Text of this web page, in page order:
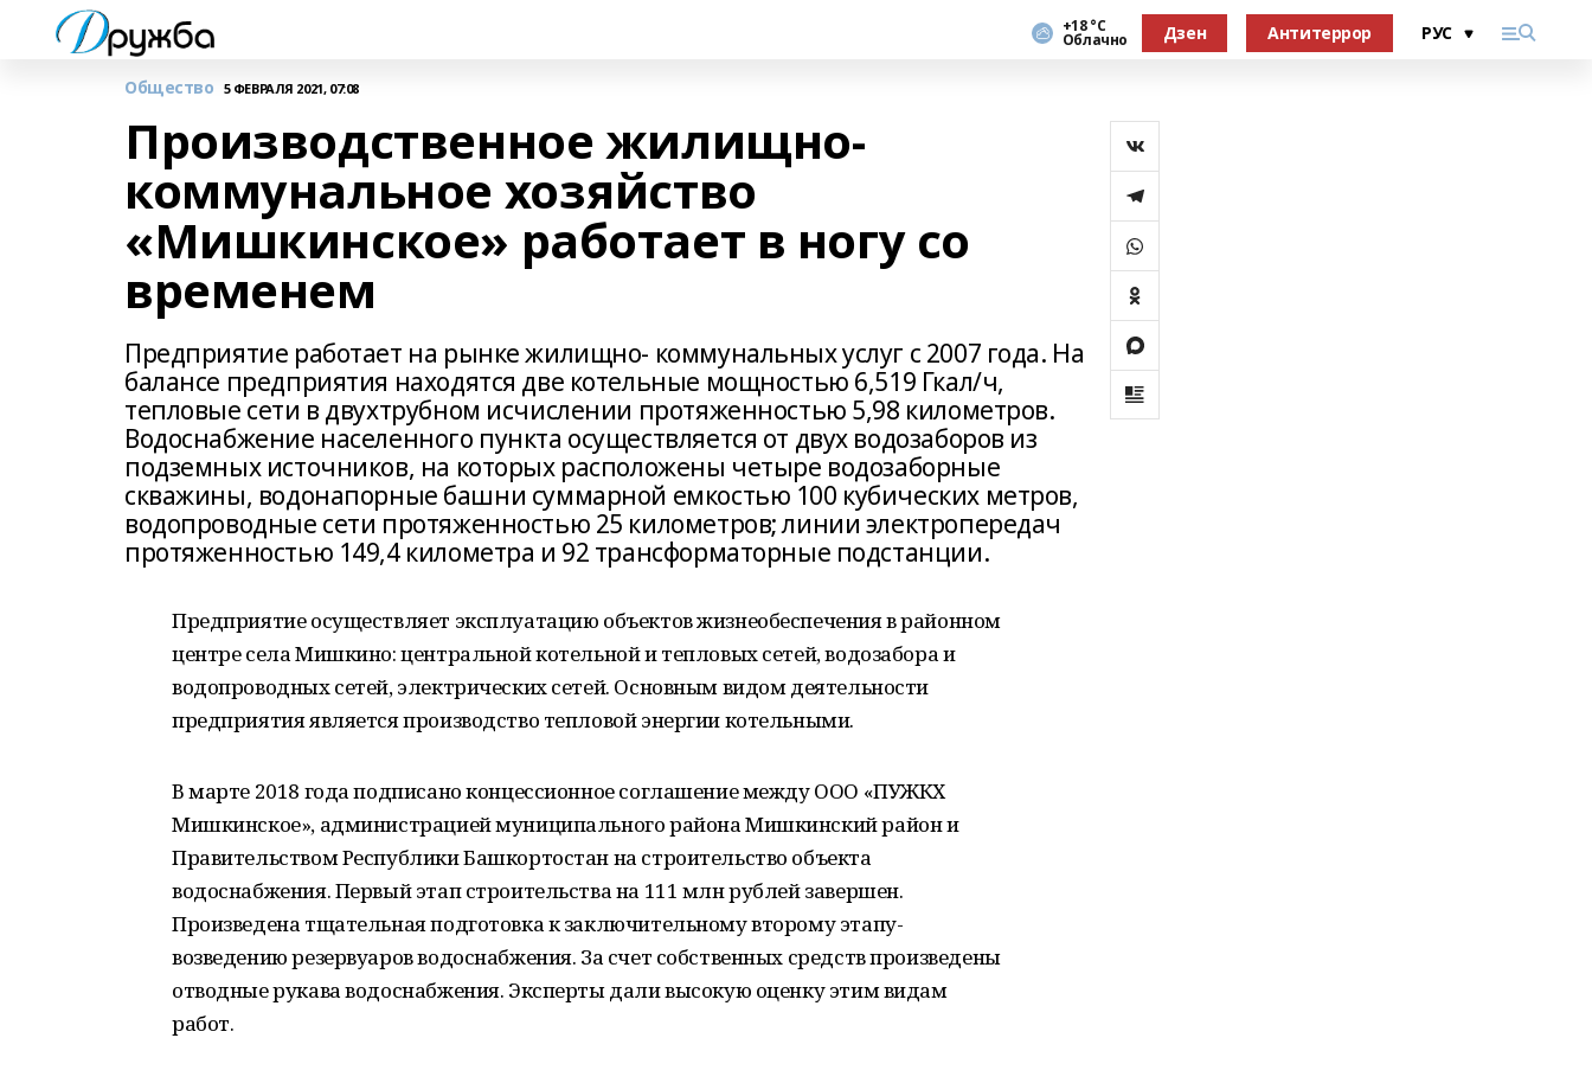
+18 °С
Облачно Дзен Антитеррор
Общество 5 ФЕВРАЛЯ 2021, 07:08
Производственное жилищно-
коммунальное хозяйство
«Мишкинское» работает в ногу со
временем
Предприятие работает на рынке жилищно- коммунальных услуг с 2007 года. На
балансе предприятия находятся две котельные мощностью 6,519 Гкал/ч,
тепловые сети в двухтрубном исчислении протяженностью 5,98 километров.
Водоснабжение населенного пункта осуществляется от двух водозаборов из
подземных источников, на которых расположены четыре водозаборные
скважины, водонапорные башни суммарной емкостью 100 кубических метров,
водопроводные сети протяженностью 25 километров; линии электропередач
протяженностью 149,4 километра и 92 трансформаторные подстанции.
Предприятие осуществляет эксплуатацию объектов жизнеобеспечения в районном
центре села Мишкино: центральной котельной и тепловых сетей, водозабора и
водопроводных сетей, электрических сетей. Основным видом деятельности
предприятия является производство тепловой энергии котельными.
В марте 2018 года подписано концессионное соглашение между ООО «ПУЖКХ
Мишкинское», администрацией муниципального района Мишкинский район и
Правительством Республики Башкортостан на строительство объекта
водоснабжения. Первый этап строительства на 111 млн рублей завершен.
Произведена тщательная подготовка к заключительному второму этапу-
возведению резервуаров водоснабжения. За счет собственных средств произведены
отводные рукава водоснабжения. Эксперты дали высокую оценку этим видам
работ.